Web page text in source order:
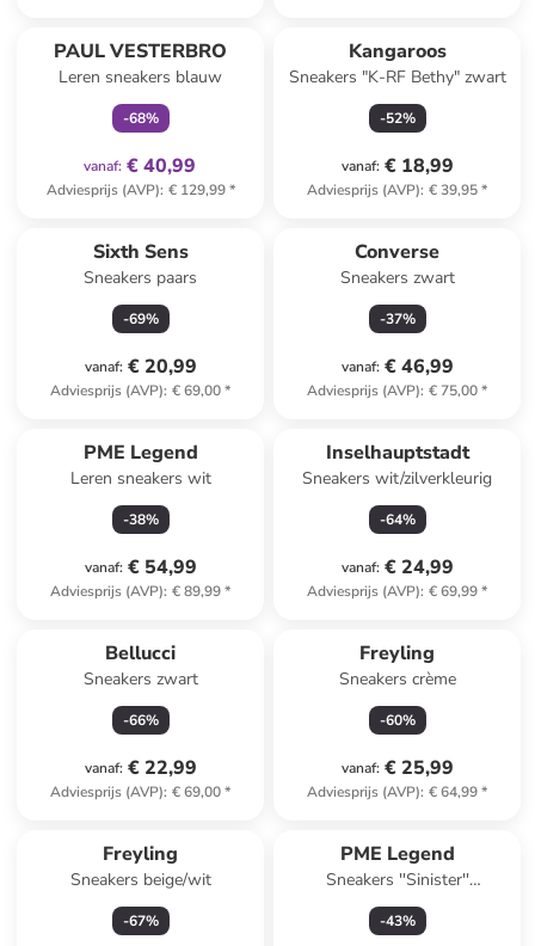
PAUL VESTERBRO
Leren sneakers blauw
-68%
vanaf: € 40,99
Adviesprijs (AVP): € 129,99*
Kangaroos
Sneakers "K-RF Bethy" zwart
-52%
vanaf: € 18,99
Adviesprijs (AVP): € 39,95*
Sixth Sens
Sneakers paars
-69%
vanaf: € 20,99
Adviesprijs (AVP): € 69,00*
Converse
Sneakers zwart
-37%
vanaf: € 46,99
Adviesprijs (AVP): € 75,00*
PME Legend
Leren sneakers wit
-38%
vanaf: € 54,99
Adviesprijs (AVP): € 89,99*
Inselhauptstadt
Sneakers wit/zilverkleurig
-64%
vanaf: € 24,99
Adviesprijs (AVP): € 69,99*
Bellucci
Sneakers zwart
-66%
vanaf: € 22,99
Adviesprijs (AVP): € 69,00*
Freyling
Sneakers crème
-60%
vanaf: € 25,99
Adviesprijs (AVP): € 64,99*
Freyling
Sneakers beige/wit
-67%
PME Legend
Sneakers ''Sinister''
grijs/donkerblauw
-43%